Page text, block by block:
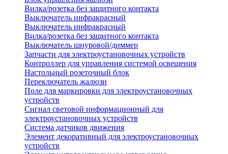
Вилка/розетка без защитного контакта
Выключатель инфракрасный
Выключатель инфракрасный
Вилка/розетка без защитного контакта
Выключатель шнуровой/диммер
Запчасти для электроустановочных устройств
Контроллер для управления системой освещения
Настольный розеточный блок
Переключатель жалюзи
Поле для маркировки для электроустановочных
устройств
Сигнал световой информационный для
электроустановочных устройств
Система датчиков движения
Элемент декоративный для электроустановочных
устройств